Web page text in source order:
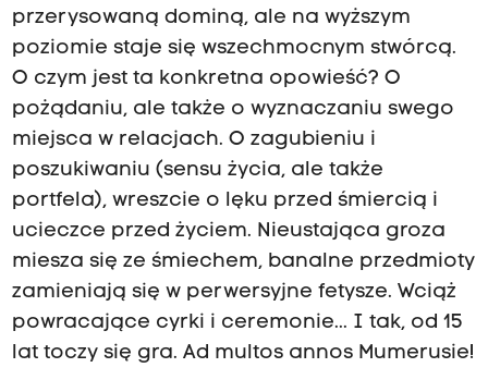
przerysowaną dominą, ale na wyższym
poziomie staje się wszechmocnym stwórcą.
O czym jest ta konkretna opowieść? O
pożądaniu, ale także o wyznaczaniu swego
miejsca w relacjach. O zagubieniu i
poszukiwaniu (sensu życia, ale także
portfela), wreszcie o lęku przed śmiercią i
ucieczce przed życiem. Nieustająca groza
miesza się ze śmiechem, banalne przedmioty
zamieniają się w perwersyjne fetysze. Wciąż
powracające cyrki i ceremonie... I tak, od 15
lat toczy się gra. Ad multos annos Mumerusie!